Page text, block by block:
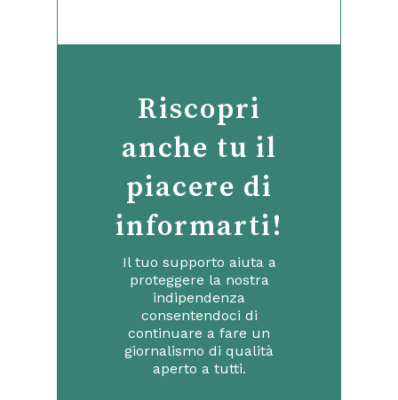
Riscopri
anche tu il
piacere di
informarti!
Il tuo supporto aiuta a
proteggere la nostra
indipendenza
consentendoci di
continuare a fare un
giornalismo di qualità
aperto a tutti.